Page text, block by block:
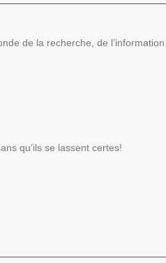
de la recherche, de
qu’ils se lassent certes!